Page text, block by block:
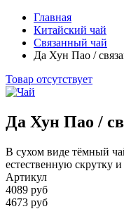
Главная
Китайский чай
Связанный чай
Да Хун Пао /
Товар отсутствует
Да Хун Пао /
В сухом виде тёмный
естественную скрутку
Артикул
4089 руб
4673 руб